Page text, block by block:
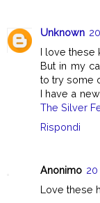
Unknown
I love these
But in my
to try some
I have a
The Silver
Rispondi
Anonimo
Love these